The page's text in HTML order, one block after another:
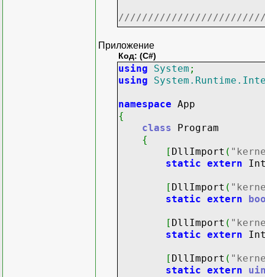
voidfinalize
{
// Завершающие
cout
<<
"DLL:
BOOL WINAPI DllMain
{
switch
{
case
break;
case
break;
}
Приложение
Код: (C#)
using System ;
using
namespace App
{
class Program
{
[ DllImport (
static extern
[ DllImport (
static extern
[ DllImport (
static extern
[ DllImport (
static extern